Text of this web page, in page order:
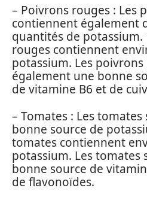
– Poivrons rouges : Les
contiennent également
quantités de
rouges contiennent
potassium. Les
également une bonne
de vitamine B6 et de
– Tomates : Les
bonne source de
tomates contiennent
potassium. Les tomates
bonne source de
de flavonoïdes.